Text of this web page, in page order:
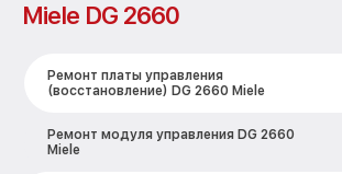
Miele DG 2660
Ремонт платы управления
(восстановление) DG 2660 Miele
Ремонт модуля управления DG 2660
Miele